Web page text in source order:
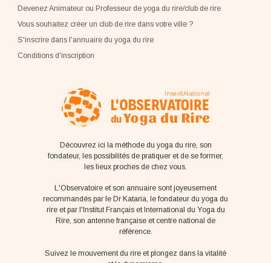
Devenez Animateur ou Professeur de yoga du rire/club de rire
Vous souhaitez créer un club de rire dans votre ville ?
S'inscrire dans l'annuaire du yoga du rire
Conditions d'inscription
Découvrez ici la méthode du yoga du rire, son
fondateur, les possibilités de pratiquer et de se former,
les lieux proches de chez vous.
L'Observatoire et son annuaire sont joyeusement
recommandés par le Dr Kataria, le fondateur du yoga du
rire et par l'Institut Français et International du Yoga du
Rire, son antenne française et centre national de
référence.
Suivez le mouvement du rire et plongez dans la vitalité